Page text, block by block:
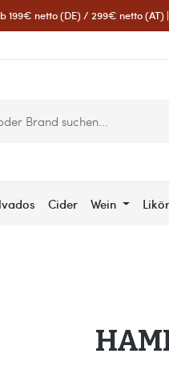
netto (DE) / 299€ netto (AT)
Cider Wein Likör